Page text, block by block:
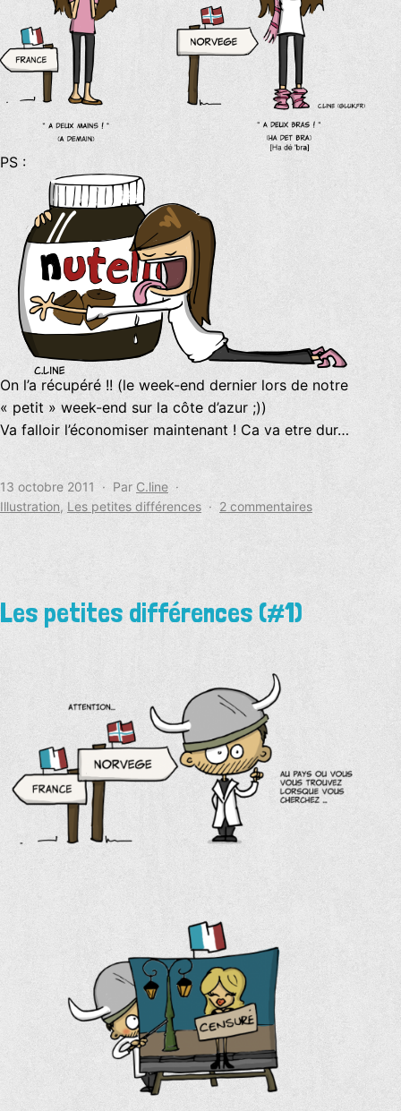
PS :
On l’a récupéré !! (le week-end dernier lors de notre
« petit » week-end sur la côte d’azur ;))
Va falloir l’économiser maintenant ! Ca va etre dur…
Publié
le
13 octobre 2011 Par C.line
Catégorisé
Illustration, Les petites différences 2 commentairessur
différences
Les petites différences (#1)